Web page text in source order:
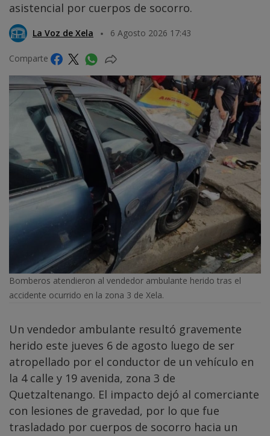
asistencial por cuerpos de socorro.
La Voz de Xela 6 Agosto 2026 17:43
Comparte
Bomberos atendieron al vendedor ambulante herido tras el
accidente ocurrido en la zona 3 de Xela.
Un vendedor ambulante resultó gravemente
herido este jueves 6 de agosto luego de ser
atropellado por el conductor de un vehículo en
la 4 calle y 19 avenida, zona 3 de
Quetzaltenango. El impacto dejó al comerciante
con lesiones de gravedad, por lo que fue
trasladado por cuerpos de socorro hacia un